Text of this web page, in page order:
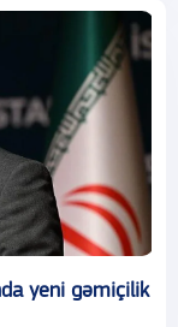
yeni gəmiçilik